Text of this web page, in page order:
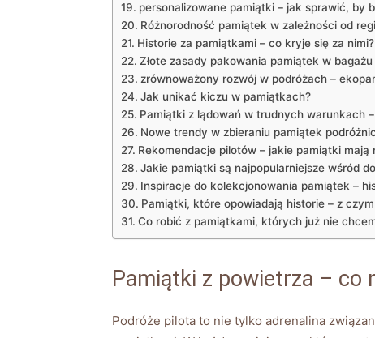
personalizowane pamiątki – jak sprawić, by
Różnorodność pamiątek w zależności od
Historie za pamiątkami – co kryje się za nimi?
Złote zasady pakowania pamiątek w bagażu
zrównoważony rozwój w podróżach –
Jak​ unikać kiczu w pamiątkach?
Pamiątki‍ z lądowań w trudnych ⁤warunkach
Nowe trendy w zbieraniu pamiątek
Rekomendacje pilotów – jakie pamiątki mają
Jakie pamiątki są najpopularniejsze wśród
Inspiracje do kolekcjonowania pamiątek‌ –
Pamiątki, które opowiadają historie – z‌
Co robić ⁢z pamiątkami, ⁤których już nie
Pamiątki z powietrza – co
Podróże⁤ pilota to nie tylko adrenalina